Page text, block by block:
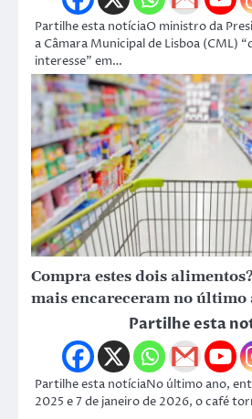
Partilhe esta notíciaO ministro da
a Câmara Municipal de Lisboa (CML)
interesse” em…
Compra estes dois
mais encareceram no último
Partilhe esta
Partilhe esta notíciaNo último ano,
2025 e 7 de janeiro de 2026, o café